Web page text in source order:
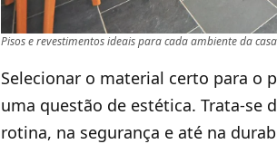
Pisos e revestimentos ideais para cada ambiente da casa
Selecionar o material certo para o
uma questão de estética. Trata-se
rotina, na segurança e até na